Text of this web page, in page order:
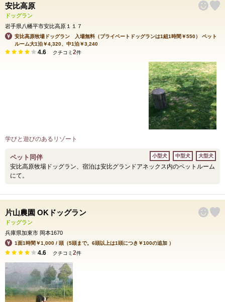
安比高原
ドッグラン
岩手県八幡平市安比高原１１７
安比高原牧場ドッグラン 入場無料（プライベートドッグランは1組1時間￥550） ペット
ルーム大1泊￥4,320、中1泊￥3,240
4.6 クチコミ 2件
学びと遊びのあるリゾート
ペット同伴
安比高原牧場ドッグラン、宿泊は安比グランドアネックス内のペットルーム
にて。
小型犬 中型犬 大型犬
片山農園 OKドッグラン
ドッグラン
兵庫県加東市 岡本1670
1面1時間￥1,000 / 頭（5頭まで。6頭以上は1頭につき￥100の追加 ）
4.6 クチコミ 2件